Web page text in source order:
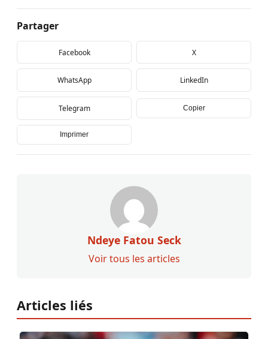
Partager
Facebook X
WhatsApp LinkedIn
Telegram Copier
Imprimer
Ndeye Fatou Seck
Voir tous les articles
Articles liés